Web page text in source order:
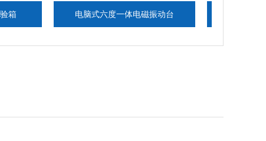
电脑式六度一体电磁振动台